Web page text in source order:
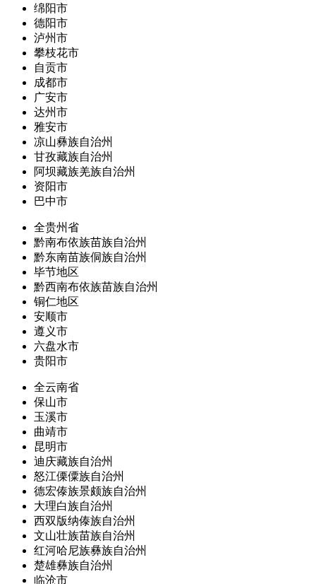
绵阳市
德阳市
泸州市
攀枝花市
自贡市
成都市
广安市
达州市
雅安市
凉山彝族自治州
甘孜藏族自治州
阿坝藏族羌族自治州
资阳市
巴中市
全贵州省
黔南布依族苗族自治州
黔东南苗族侗族自治州
毕节地区
黔西南布依族苗族自治州
铜仁地区
安顺市
遵义市
六盘水市
贵阳市
全云南省
保山市
玉溪市
曲靖市
昆明市
迪庆藏族自治州
怒江傈僳族自治州
德宏傣族景颇族自治州
大理白族自治州
西双版纳傣族自治州
文山壮族苗族自治州
红河哈尼族彝族自治州
楚雄彝族自治州
临沧市